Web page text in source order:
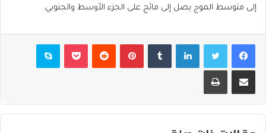
إلى متوسط الموج يصل إلى مائج على الجزء الأوسط والجنوبي.
فيسبوكتويتر لينكدإن بينتيريست بوكيت سكايب
مشاركة عبر البريد طباعة